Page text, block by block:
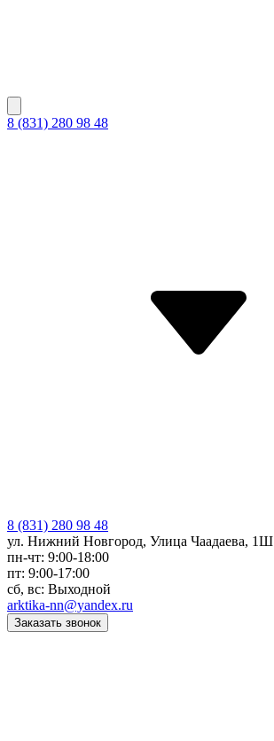
8 (831) 280 98 48
8 (831) 280 98 48
ул. Нижний Новгород, Улица Чаадаева, 1Ш
пн-чт: 9:00-18:00
пт: 9:00-17:00
сб, вс: Выходной
arktika-nn@yandex.ru
Заказать звонок